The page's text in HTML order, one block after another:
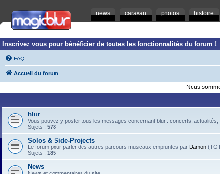
news caravan photos histoire
Inscrivez vous pour bénéficier de toutes les fonctionnalités du forum !
FAQ
Accueil du forum
Nous
blur
Vous pouvez y poster tous les messages concernant blur : concerts,
Sujets : 578
Solos & Side-Projects
Le forum pour parler des autres parcours musicaux empruntés par Damon
Sujets : 185
News